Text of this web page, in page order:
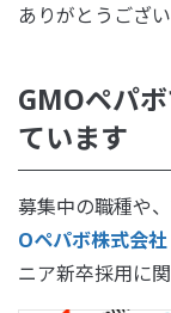
ありがとうござい
GMOペパ
ています
募集中の職種や
Oペパボ株式会
ニア新卒採用に